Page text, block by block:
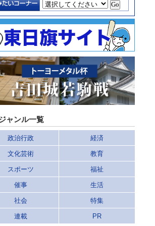
ャンル一覧
政治行政 経済
文化芸術 教育
スポーツ 福祉
催事 生活
社会 特集
連載 PR